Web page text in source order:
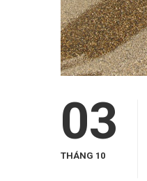
03
THÁNG 10